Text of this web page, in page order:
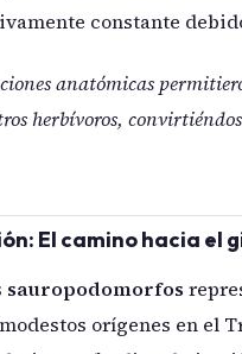
constante
anatómicas
herbívoros,
El camino hacia el
sauropodomorfos
orígenes en el